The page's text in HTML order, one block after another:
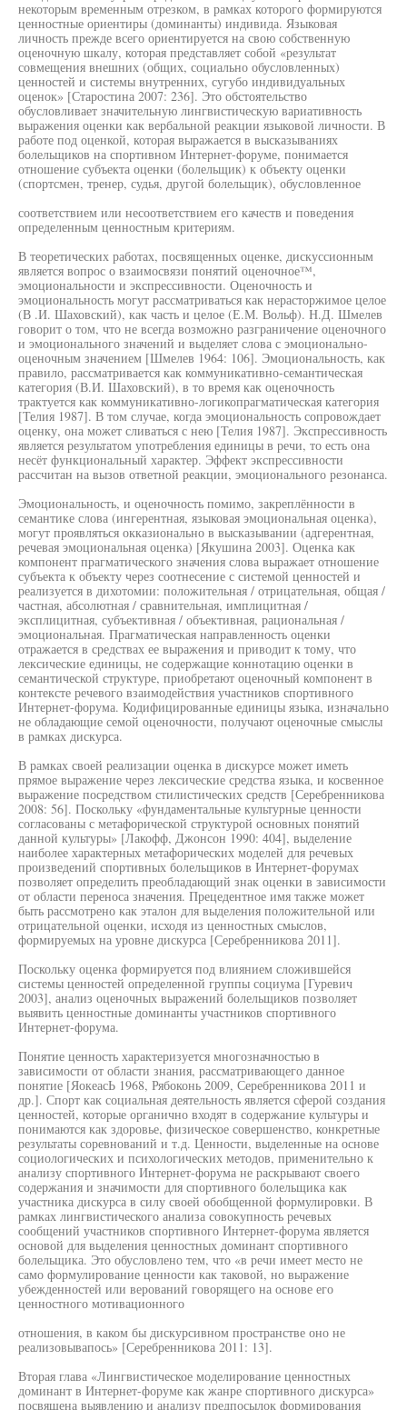
некоторым временным отрезком, в рамках которого формируются
ценностные ориентиры (доминанты) индивида. Языковая
личность прежде всего ориентируется на свою собственную
оценочную шкалу, которая представляет собой «результат
совмещения внешних (общих, социально обусловленных)
ценностей и системы внутренних, сугубо индивидуальных
оценок» [Старостина 2007: 236]. Это обстоятельство
обусловливает значительную лингвистическую вариативность
выражения оценки как вербальной реакции языковой личности. В
работе под оценкой, которая выражается в высказываниях
болельщиков на спортивном Интернет-форуме, понимается
отношение субъекта оценки (болельщик) к объекту оценки
(спортсмен, тренер, судья, другой болельщик), обусловленное
соответствием или несоответствием его качеств и поведения
определенным ценностным критериям.
В теоретических работах, посвященных оценке, дискуссионным
является вопрос о взаимосвязи понятий оценочное™,
эмоциональности и экспрессивности. Оценочность и
эмоциональность могут рассматриваться как нерасторжимое целое
(В .И. Шаховский), как часть и целое (Е.М. Вольф). Н.Д. Шмелев
говорит о том, что не всегда возможно разграничение оценочного
и эмоционального значений и выделяет слова с эмоционально-
оценочным значением [Шмелев 1964: 106]. Эмоциональность, как
правило, рассматривается как коммуникативно-семантическая
категория (В.И. Шаховский), в то время как оценочность
трактуется как коммуникативно-логикопрагматическая категория
[Телия 1987]. В том случае, когда эмоциональность сопровождает
оценку, она может сливаться с нею [Телия 1987]. Экспрессивность
является результатом употребления единицы в речи, то есть она
несёт функциональный характер. Эффект экспрессивности
рассчитан на вызов ответной реакции, эмоционального резонанса.
Эмоциональность, и оценочность помимо, закреплённости в
семантике слова (ингерентная, языковая эмоциональная оценка),
могут проявляться окказионально в высказывании (адгерентная,
речевая эмоциональная оценка) [Якушина 2003]. Оценка как
компонент прагматического значения слова выражает отношение
субъекта к объекту через соотнесение с системой ценностей и
реализуется в дихотомии: положительная / отрицательная, общая /
частная, абсолютная / сравнительная, имплицитная /
эксплицитная, субъективная / объективная, рациональная /
эмоциональная. Прагматическая направленность оценки
отражается в средствах ее выражения и приводит к тому, что
лексические единицы, не содержащие коннотацию оценки в
семантической структуре, приобретают оценочный компонент в
контексте речевого взаимодействия участников спортивного
Интернет-форума. Кодифицированные единицы языка, изначально
не обладающие семой оценочности, получают оценочные смыслы
в рамках дискурса.
В рамках своей реализации оценка в дискурсе может иметь
прямое выражение через лексические средства языка, и косвенное
выражение посредством стилистических средств [Серебренникова
2008: 56]. Поскольку «фундаментальные культурные ценности
согласованы с метафорической структурой основных понятий
данной культуры» [Лакофф, Джонсон 1990: 404], выделение
наиболее характерных метафорических моделей для речевых
произведений спортивных болельщиков в Интернет-форумах
позволяет определить преобладающий знак оценки в зависимости
от области переноса значения. Прецедентное имя также может
быть рассмотрено как эталон для выделения положительной или
отрицательной оценки, исходя из ценностных смыслов,
формируемых на уровне дискурса [Серебренникова 2011].
Поскольку оценка формируется под влиянием сложившейся
системы ценностей определенной группы социума [Гуревич
2003], анализ оценочных выражений болельщиков позволяет
выявить ценностные доминанты участников спортивного
Интернет-форума.
Понятие ценность характеризуется многозначностью в
зависимости от области знания, рассматривающего данное
понятие [ЯокеасЬ 1968, Рябоконь 2009, Серебренникова 2011 и
др.]. Спорт как социальная деятельность является сферой создания
ценностей, которые органично входят в содержание культуры и
понимаются как здоровье, физическое совершенство, конкретные
результаты соревнований и т.д. Ценности, выделенные на основе
социологических и психологических методов, применительно к
анализу спортивного Интернет-форума не раскрывают своего
содержания и значимости для спортивного болельщика как
участника дискурса в силу своей обобщенной формулировки. В
рамках лингвистического анализа совокупность речевых
сообщений участников спортивного Интернет-форума является
основой для выделения ценностных доминант спортивного
болельщика. Это обусловлено тем, что «в речи имеет место не
само формулирование ценности как таковой, но выражение
убежденностей или верований говорящего на основе его
ценностного мотивационного
отношения, в каком бы дискурсивном пространстве оно не
реализовывапось» [Серебренникова 2011: 13].
Вторая глава «Лингвистическое моделирование ценностных
доминант в Интернет-форуме как жанре спортивного дискурса»
посвящена выявлению и анализу предпосылок формирования